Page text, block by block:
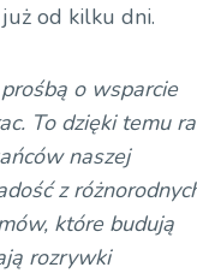
od kilku dni.
o wsparcie
To dzięki temu
naszej
z
które budują
rozrywki